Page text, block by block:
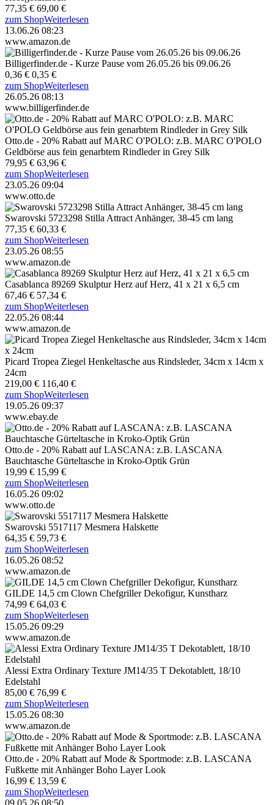
77,35 € 69,00 €
zum ShopWeiterlesen
13.06.26 08:23
www.amazon.de
Billigerfinder.de - Kurze Pause vom 26.05.26 bis 09.06.26
0,36 € 0,35 €
zum ShopWeiterlesen
26.05.26 08:13
www.billigerfinder.de
Otto.de - 20% Rabatt auf MARC O'POLO: z.B. MARC O'POLO
Geldbörse aus fein genarbtem Rindleder in Grey Silk
79,95 € 63,96 €
zum ShopWeiterlesen
23.05.26 09:04
www.otto.de
Swarovski 5723298 Stilla Attract Anhänger, 38-45 cm lang
77,35 € 60,33 €
zum ShopWeiterlesen
23.05.26 08:55
www.amazon.de
Casablanca 89269 Skulptur Herz auf Herz, 41 x 21 x 6,5 cm
67,46 € 57,34 €
zum ShopWeiterlesen
22.05.26 08:44
www.amazon.de
Picard Tropea Ziegel Henkeltasche aus Rindsleder, 34cm x 14cm x
24cm
219,00 € 116,40 €
zum ShopWeiterlesen
19.05.26 09:37
www.ebay.de
Otto.de - 20% Rabatt auf LASCANA: z.B. LASCANA
Bauchtasche Gürteltasche in Kroko-Optik Grün
19,99 € 15,99 €
zum ShopWeiterlesen
16.05.26 09:02
www.otto.de
Swarovski 5517117 Mesmera Halskette
64,35 € 59,73 €
zum ShopWeiterlesen
16.05.26 08:52
www.amazon.de
GILDE 14,5 cm Clown Chefgriller Dekofigur, Kunstharz
74,99 € 64,03 €
zum ShopWeiterlesen
15.05.26 09:29
www.amazon.de
Alessi Extra Ordinary Texture JM14/35 T Dekotablett, 18/10
Edelstahl
85,00 € 76,99 €
zum ShopWeiterlesen
15.05.26 08:30
www.amazon.de
Otto.de - 20% Rabatt auf Mode & Sportmode: z.B. LASCANA
Fußkette mit Anhänger Boho Layer Look
16,99 € 13,59 €
zum ShopWeiterlesen
09.05.26 08:50